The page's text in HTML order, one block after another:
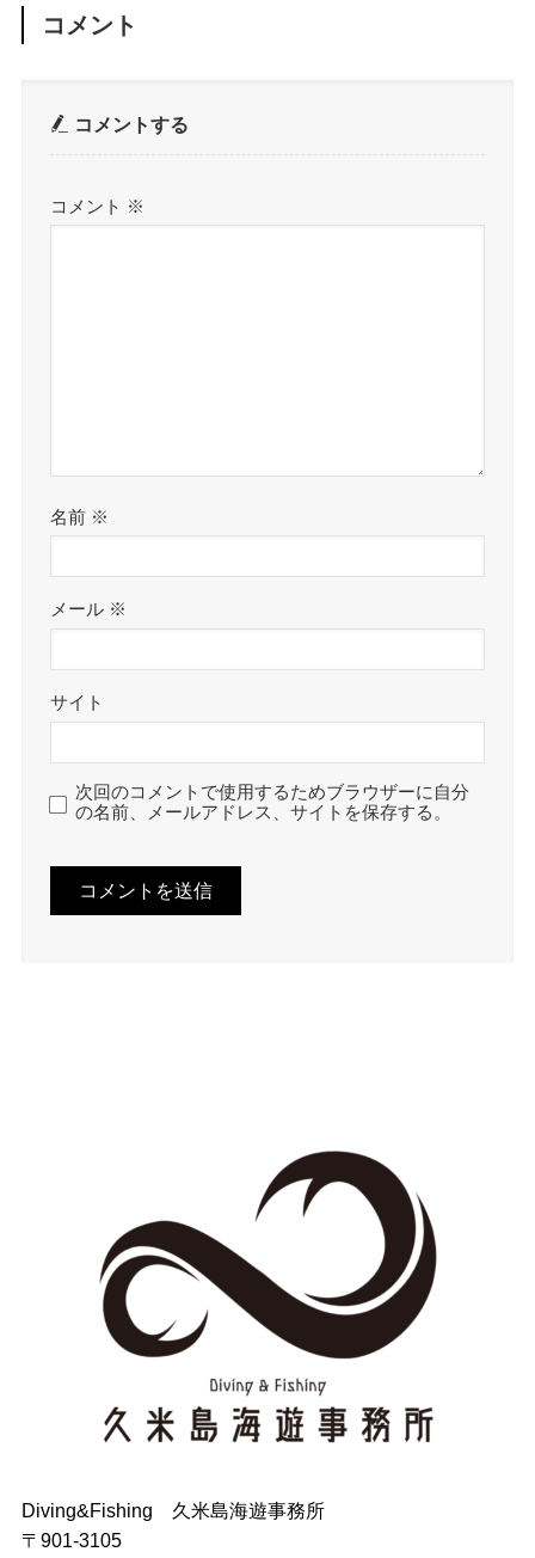
コメント
コメントする
コメント ※
名前 ※
メール ※
サイト
次回のコメントで使用するためブラウザーに自分
の名前、メールアドレス、サイトを保存する。
Diving&Fishing 久米島海遊事務所
〒901-3105